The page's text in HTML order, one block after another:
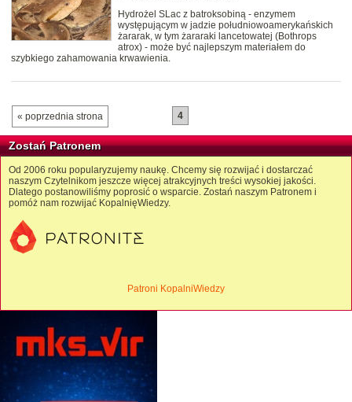
Hydrożel SLac z batroksobiną - enzymem
występującym w jadzie południowoamerykańskich
żararak, w tym żararaki lancetowatej (Bothrops
atrox) - może być najlepszym materiałem do
szybkiego zahamowania krwawienia.
« poprzednia strona 4
Zostań Patronem
Od 2006 roku popularyzujemy naukę. Chcemy się rozwijać i dostarczać
naszym Czytelnikom jeszcze więcej atrakcyjnych treści wysokiej jakości.
Dlatego postanowiliśmy poprosić o wsparcie. Zostań naszym Patronem i
pomóż nam rozwijać KopalnięWiedzy.
Patroni KopalniWiedzy